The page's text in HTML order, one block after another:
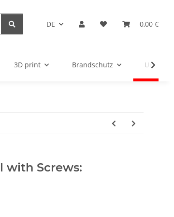
DE 0,00 €
3D print Brandschutz
with Screws: